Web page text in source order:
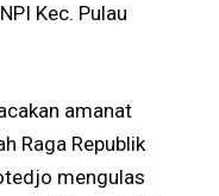
Kec. Pulau
amanat
Raga Republik
mengulas